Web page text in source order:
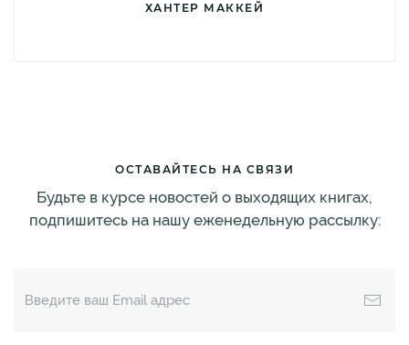
ХАНТЕР МАККЕЙ
ОСТАВАЙТЕСЬ НА СВЯЗИ
Будьте в курсе новостей о выходящих книгах,
подпишитесь на нашу еженедельную рассылку: